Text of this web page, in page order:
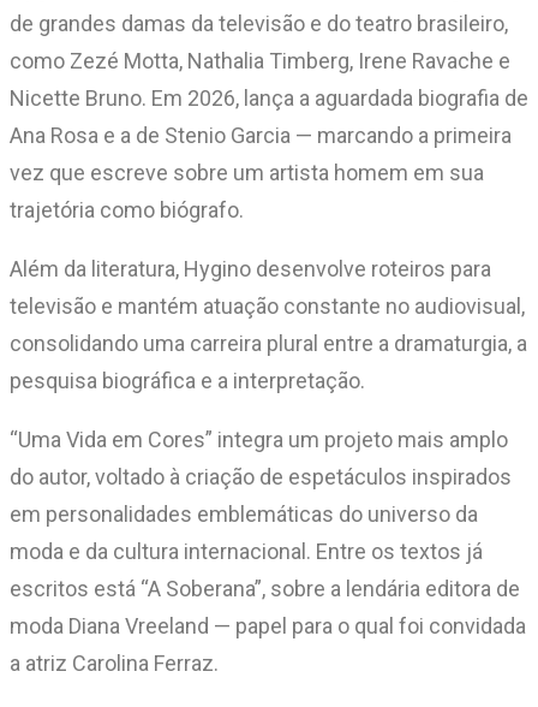
de grandes damas da televisão e do teatro brasileiro,
como Zezé Motta, Nathalia Timberg, Irene Ravache e
Nicette Bruno. Em 2026, lança a aguardada biografia de
Ana Rosa e a de Stenio Garcia — marcando a primeira
vez que escreve sobre um artista homem em sua
trajetória como biógrafo.
Além da literatura, Hygino desenvolve roteiros para
televisão e mantém atuação constante no audiovisual,
consolidando uma carreira plural entre a dramaturgia, a
pesquisa biográfica e a interpretação.
“Uma Vida em Cores” integra um projeto mais amplo
do autor, voltado à criação de espetáculos inspirados
em personalidades emblemáticas do universo da
moda e da cultura internacional. Entre os textos já
escritos está “A Soberana”, sobre a lendária editora de
moda Diana Vreeland — papel para o qual foi convidada
a atriz Carolina Ferraz.